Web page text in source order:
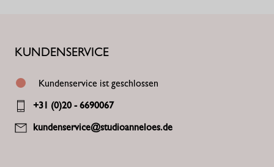
KUNDENSERVICE
Kundenservice ist geschlossen
+31 (0)20 - 6690067
kundenservice@studioanneloes.de